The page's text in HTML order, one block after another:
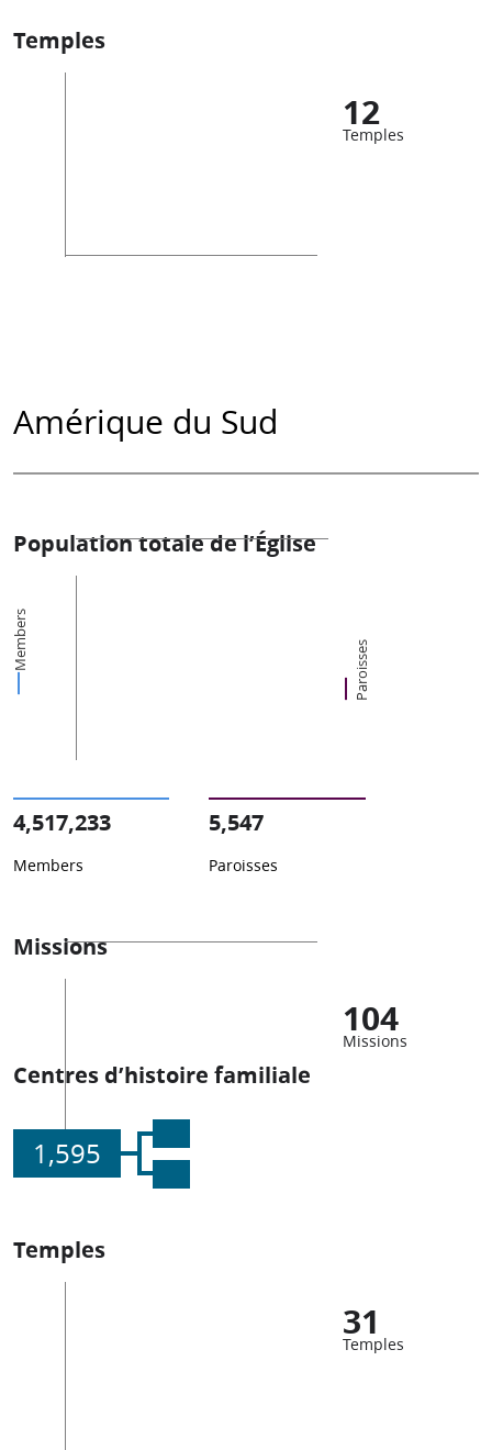
Temples
12
Temples
Amérique du Sud
Population totale de l’Église
Members Paroisses
4,517,233
Members
5,547
Paroisses
Missions
104
Missions
Centres d’histoire familiale
1,595
Temples
31
Temples